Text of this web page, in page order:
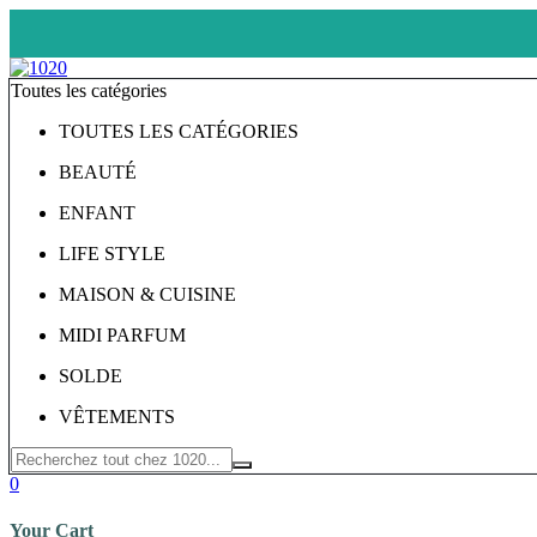
Toutes les catégories
TOUTES LES CATÉGORIES
BEAUTÉ
ENFANT
LIFE STYLE
MAISON & CUISINE
MIDI PARFUM
SOLDE
VÊTEMENTS
0
Your Cart